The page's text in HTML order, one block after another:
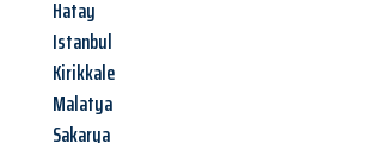
Hatay
Istanbul
Kirikkale
Malatya
Sakarya